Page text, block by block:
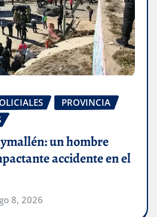
PROVINCIA
un hombre
accidente en el
8, 2026